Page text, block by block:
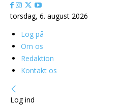
torsdag, 6. august 2026
Log på
Om os
Redaktion
Kontakt os
Log ind